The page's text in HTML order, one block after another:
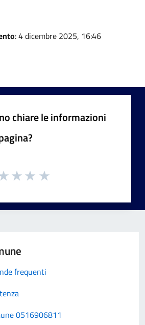
: 4 dicembre 2025, 16:46
chiare le informazioni
frequenti
0516906811